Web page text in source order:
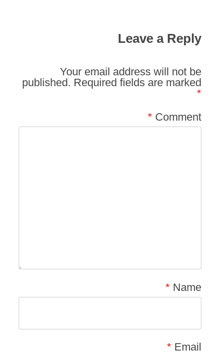
Leave a Reply
Your email address will not be
published. Required fields are marked
*
Comment
*
Name
*
Email
*